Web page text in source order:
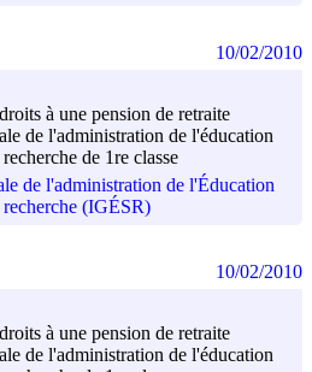
à une pension de retraite
de l'administration de l'éducation
de 1re classe
de l'administration de l'Éducation
(IGÉSR)
10/02/2010
à une pension de retraite
de l'administration de l'éducation
10/02/2010